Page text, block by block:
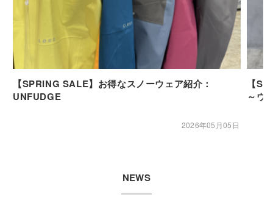
【SPRING SALE】お得なスノーウェア紹介：
UNFUDGE
2026年05月05日
【
～ウ
NEWS